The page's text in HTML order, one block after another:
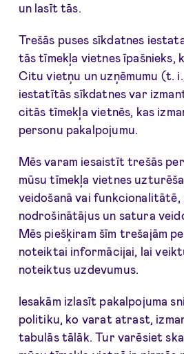
un lasīt tās.
Trešās puses sīkdatnes
tās tīmekļa vietnes īpašnieks,
Citu vietņu un uzņēmumu (t.
iestatītās sīkdatnes var
citās tīmekļa vietnēs, kas
personu pakalpojumu.
Mēs varam iesaistīt trešās
mūsu tīmekļa vietnes
veidošanā vai funkcionalitātē,
nodrošinātājus un satura
Mēs piešķiram šīm trešajām
noteiktai informācijai, lai
noteiktus uzdevumus.
Iesakām izlasīt pakalpojuma
politiku, ko varat atrast,
tabulās tālāk. Tur varēsiet